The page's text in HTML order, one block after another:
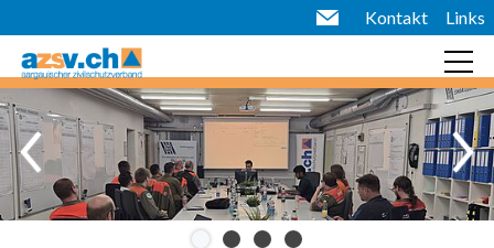
Links
Kontakt